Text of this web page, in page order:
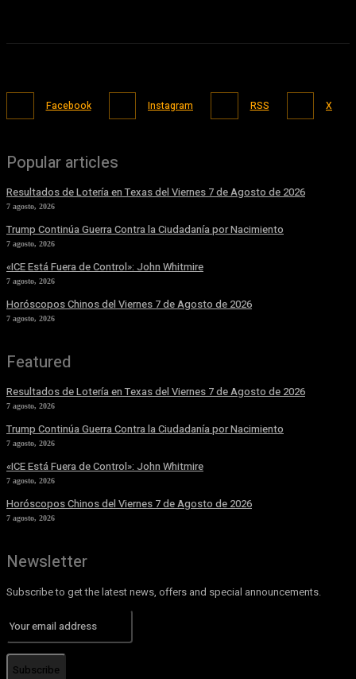
Facebook Instagram RSS X
Popular articles
Resultados de Lotería en Texas del Viernes 7 de Agosto de 2026
7 agosto, 2026
Trump Continúa Guerra Contra la Ciudadanía por Nacimiento
7 agosto, 2026
«ICE Está Fuera de Control»: John Whitmire
7 agosto, 2026
Horóscopos Chinos del Viernes 7 de Agosto de 2026
7 agosto, 2026
Featured
Resultados de Lotería en Texas del Viernes 7 de Agosto de 2026
7 agosto, 2026
Trump Continúa Guerra Contra la Ciudadanía por Nacimiento
7 agosto, 2026
«ICE Está Fuera de Control»: John Whitmire
7 agosto, 2026
Horóscopos Chinos del Viernes 7 de Agosto de 2026
7 agosto, 2026
Newsletter
Subscribe to get the latest news, offers and special announcements.
Subscribe